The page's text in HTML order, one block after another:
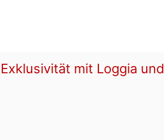
mit Loggia und